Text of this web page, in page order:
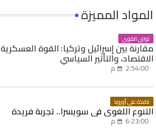
المواد المميزة
توازن القوى
مقارنة بين إسرائيل وتركيا: القوة
الاقتصاد، والتأثير السياسي
2:54:00 م
نافذة على أوروبا
التنوع اللغوي في سويسرا.. تجربة فريدة
6:23:00 م